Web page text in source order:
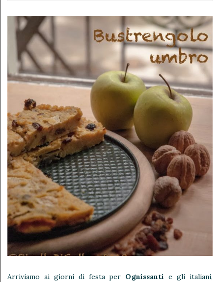
Arriviamo ai giorni di festa per Ognissanti e gli italiani,